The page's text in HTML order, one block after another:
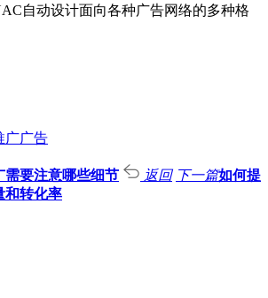
自动设计面向各种广告网络的多种格
广广告
需要注意哪些细节 返回 下一篇如何提
和转化率